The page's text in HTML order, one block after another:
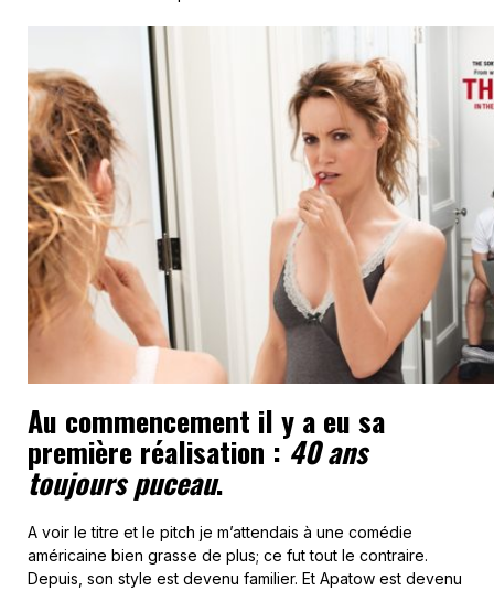
Au commencement il y a eu sa
première réalisation :40 ans
toujours puceau.
A voir le titre et le pitch je m’attendais à une comédie
américaine bien grasse de plus; ce fut tout le contraire.
Depuis, son style est devenu familier. Et Apatow est devenu